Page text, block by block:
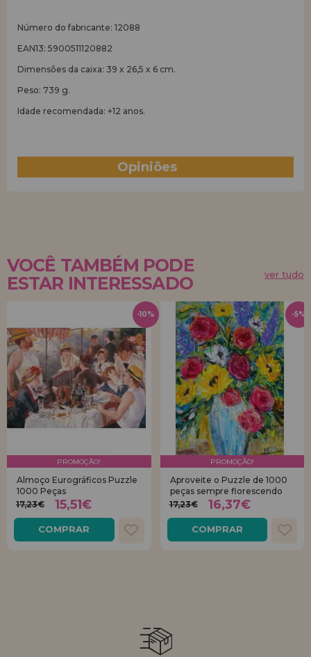
Número do fabricante: 12088
EAN13: 5900511120882
Dimensões da caixa: 39 x 26,5 x 6 cm.
Peso: 739 g.
Idade recomendada: +12 anos.
Opiniões
VOCÊ TAMBÉM PODE
ESTAR INTERESSADO
ver tudo
PROMOÇÃO!
Almoço Eurográficos Puzzle
1000 Peças
17,23€
15,51€
COMPRAR
-10%
PROMOÇÃO!
Aproveite o Puzzle de 1000
peças sempre florescendo
17,23€
16,37€
COMPRAR
-5%